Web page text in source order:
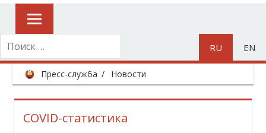
RU EN
Пресс-служба Новости
COVID-статистика